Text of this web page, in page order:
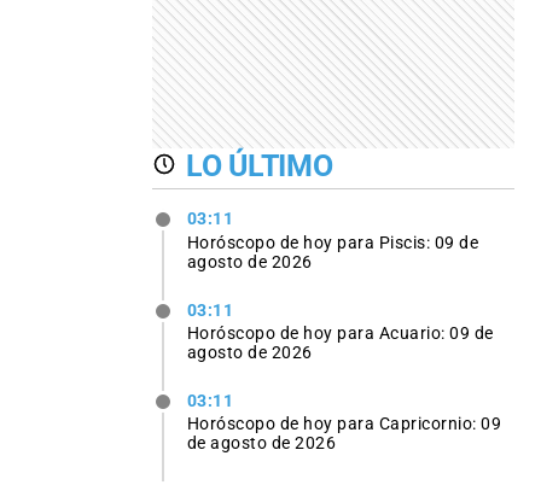
LO ÚLTIMO
03:11
Horóscopo de hoy para Piscis: 09 de
agosto de 2026
03:11
Horóscopo de hoy para Acuario: 09 de
agosto de 2026
03:11
Horóscopo de hoy para Capricornio: 09
de agosto de 2026